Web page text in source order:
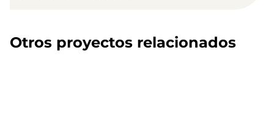
Otros proyectos relacionados